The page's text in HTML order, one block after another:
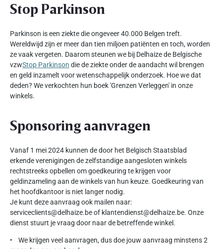
Stop Parkinson
Parkinson is een ziekte die ongeveer 40.000 Belgen treft.
Wereldwijd zijn er meer dan tien miljoen patiënten en toch, worden
ze vaak vergeten. Daarom steunen we bij Delhaize de Belgische
vzwStop Parkinson die de ziekte onder de aandacht wil brengen
en geld inzamelt voor wetenschappelijk onderzoek. Hoe we dat
deden? We verkochten hun boek 'Grenzen Verleggen' in onze
winkels.
Sponsoring aanvragen
Vanaf 1 mei 2024 kunnen de door het Belgisch Staatsblad
erkende verenigingen de zelfstandige aangesloten winkels
rechtstreeks opbellen om goedkeuring te krijgen voor
geldinzameling aan de winkels van hun keuze. Goedkeuring van
het hoofdkantoor is niet langer nodig.
Je kunt deze aanvraag ook mailen naar:
serviceclients@delhaize.be of klantendienst@delhaize.be. Onze
dienst stuurt je vraag door naar de betreffende winkel.
• We krijgen veel aanvragen, dus doe jouw aanvraag minstens 2